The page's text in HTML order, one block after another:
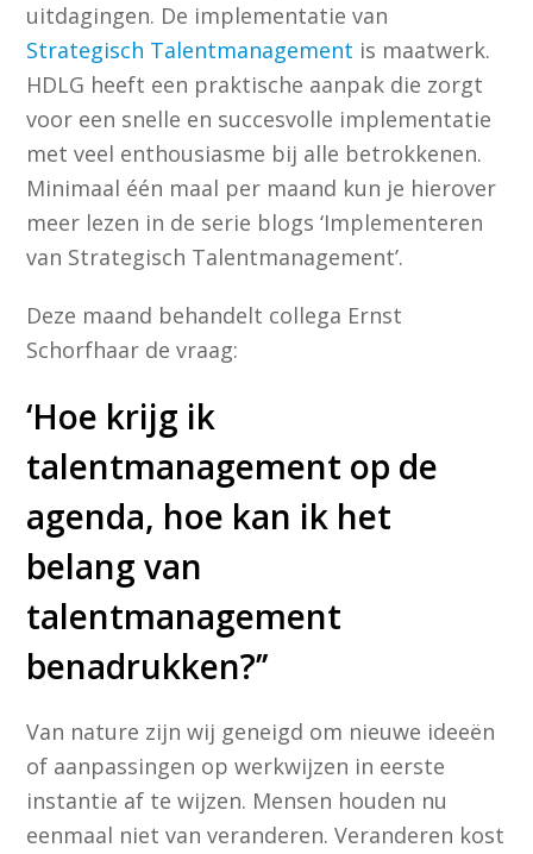
uitdagingen. De implementatie van
Strategisch Talentmanagement is maatwerk.
HDLG heeft een praktische aanpak die zorgt
voor een snelle en succesvolle implementatie
met veel enthousiasme bij alle betrokkenen.
Minimaal één maal per maand kun je hierover
meer lezen in de serie blogs ‘Implementeren
van Strategisch Talentmanagement’.
Deze maand behandelt collega Ernst
Schorfhaar de vraag:
‘Hoe krijg ik
talentmanagement op de
agenda, hoe kan ik het
belang van
talentmanagement
benadrukken?’’
Van nature zijn wij geneigd om nieuwe ideeën
of aanpassingen op werkwijzen in eerste
instantie af te wijzen. Mensen houden nu
eenmaal niet van veranderen. Veranderen kost